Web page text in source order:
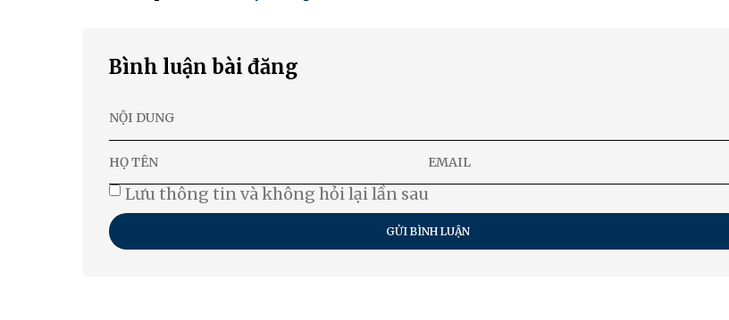
Bình luận bài đăng
Lưu thông tin và không hỏi lại lần sau
GỬI BÌNH LUẬN